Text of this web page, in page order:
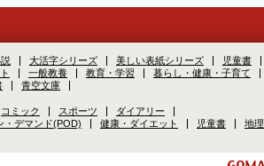
大活字シリーズ 美しい表紙シリーズ 児童書
一般教養 教育・学習 暮らし・健康・子育て
青空文庫
コミック スポーツ
ダイアリー
・デマンド(POD) 健康・ダイエット 児童書
地理